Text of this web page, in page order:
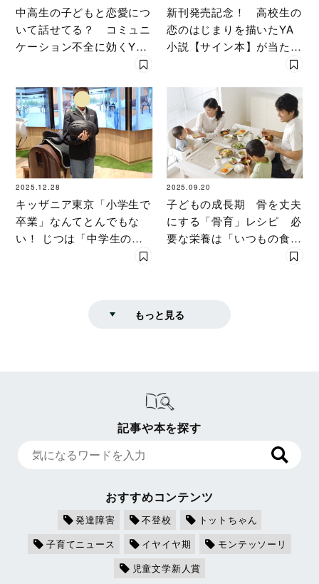
中高生の子どもと恋愛につ
いて話せてる？ コミュニ
ケーション不全に効くYA
新刊発売記念！ 高校生の
恋のはじまりを描いたYA
小説【サイン本】が当た
2025.12.28
キッザニア東京「小学生で
卒業」なんてとんでもな
い！ じつは「中学生のキ
ャリア教育」にこそおすす
2025.09.20
子どもの成長期 骨を丈夫
にする「骨育」レシピ 必
要な栄養は「いつもの食事
もっと見る
記事や本を探す
おすすめコンテンツ
発達障害 不登校
トットちゃん
子育てニュース
イヤイヤ期
モンテッソーリ
児童文学新人賞